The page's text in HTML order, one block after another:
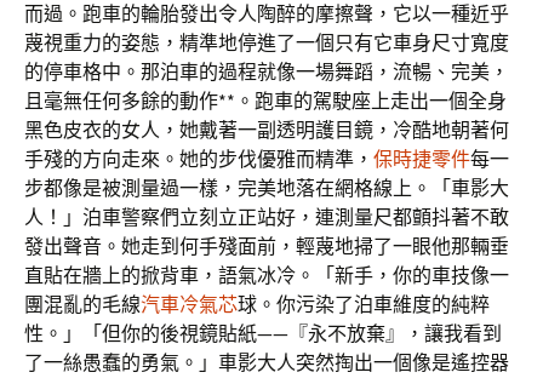
而過。跑車的輪胎發出令人陶醉的摩擦聲，它以一種近乎
蔑視重力的姿態，精準地停進了一個只有它車身尺寸寬度
的停車格中。那泊車的過程就像一場舞蹈，流暢、完美，
且毫無任何多餘的動作**。跑車的駕駛座上走出一個全身
黑色皮衣的女人，她戴著一副透明護目鏡，冷酷地朝著何
手殘的方向走來。她的步伐優雅而精準， 保時捷零件每一
步都像是被測量過一樣，完美地落在網格線上。「車影大
人！」泊車警察們立刻立正站好，連測量尺都顫抖著不敢
發出聲音。她走到何手殘面前，輕蔑地掃了一眼他那輛垂
直貼在牆上的掀背車，語氣冰冷。「新手，你的車技像一
團混亂的毛線汽車冷氣芯球。你污染了泊車維度的純粹
性。」「但你的後視鏡貼紙——『永不放棄』，讓我看到
了一絲愚蠢的勇氣。」車影大人突然掏出一個像是遙控器